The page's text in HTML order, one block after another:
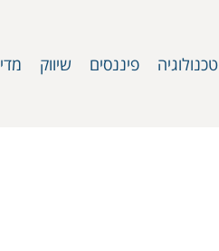
טכנולוגיה פיננסים שיווק